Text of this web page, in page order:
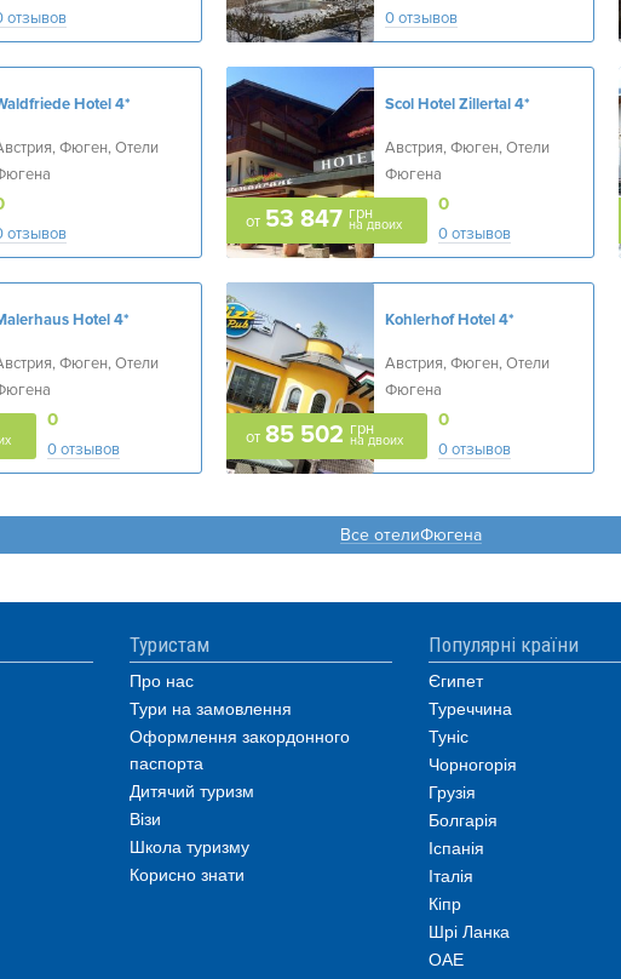
отзывов 0 отзывов
Hotel 4*
Фюген, Отели
отзывов
от 53 847 грн
на двоих
Scol Hotel Zillertal4*
Австрия, Фюген, Отели
Фюгена
0
0 отзывов
Hotel 4*
Фюген, Отели
0
0 отзывов
от 85 502 грн
на двоих
Kohlerhof Hotel4*
Австрия, Фюген, Отели
Фюгена
0
0 отзывов
Все отелиФюгена
Туристам
Про нас
Тури на замовлення
Оформлення закордонного
паспорта
Дитячий туризм
Візи
Школа туризму
Корисно знати
Популярні країни
Єгипет
Туреччина
Туніс
Чорногорія
Грузія
Болгарія
Іспанія
Італія
Кіпр
Шрі Ланка
ОАЕ